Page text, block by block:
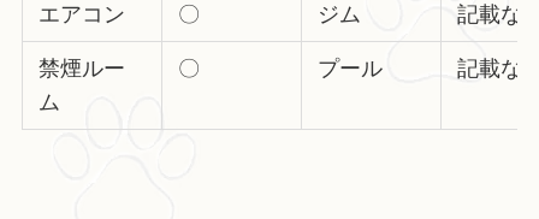
エアコン 〇 ジム 記載な
禁煙ルー
ム
〇 プール 記載な